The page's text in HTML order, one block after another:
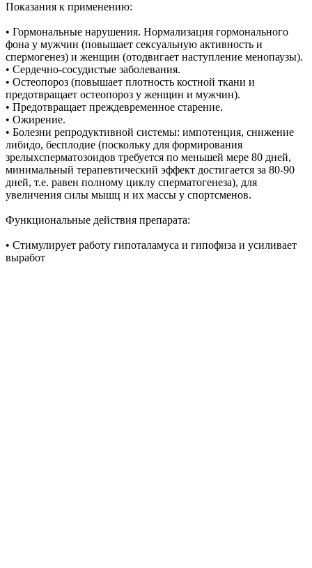
Показания к применению:
• Гормональные нарушения. Нормализация гормонального
фона у мужчин (повышает сексуальную активность и
спермогенез) и женщин (отодвигает наступление менопаузы).
• Сердечно-сосудистые заболевания.
• Остеопороз (повышает плотность костной ткани и
предотвращает остеопороз у женщин и мужчин).
• Предотвращает преждевременное старение.
• Ожирение.
• Болезни репродуктивной системы: импотенция, снижение
либидо, бесплодие (поскольку для формирования
зрелыхсперматозоидов требуется по меньшей мере 80 дней,
минимальный терапевтический эффект достигается за 80-90
дней, т.е. равен полному циклу сперматогенеза), для
увеличения силы мышц и их массы у спортсменов.
Функциональные действия препарата:
• Стимулирует работу гипоталамуса и гипофиза и усиливает
выработ